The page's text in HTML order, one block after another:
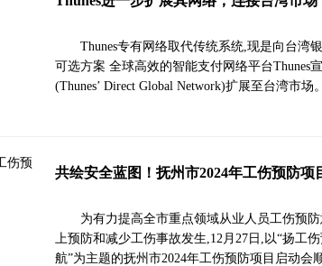
Thunes专有网络取代传统系统,现是向台湾
可选方案 全球高效的智能支付网络平台Thunes
(Thunes’ Direct Global Network)扩展至台湾市
共绘安全蓝图！抚州市2024年工伤预防项
为有力提高全市重点领域从业人员工伤预
上预防和减少工伤事故发生,12月27日,以“扬工
航”为主题的抚州市2024年工伤预防项目启动